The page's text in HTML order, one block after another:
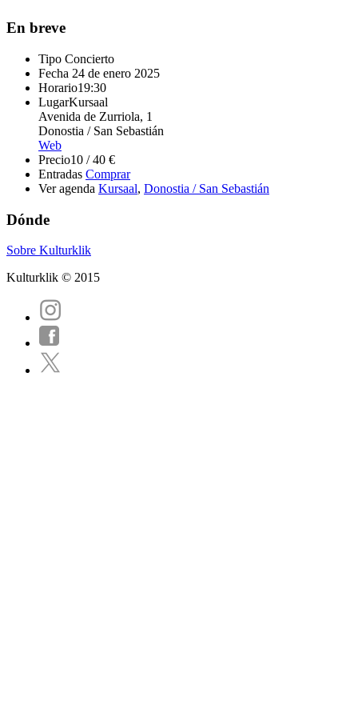
En breve
Tipo Concierto
Fecha 24 de enero 2025
Horario19:30
LugarKursaal
Avenida de Zurriola, 1
Donostia / San Sebastián
Web
Precio10 / 40 €
Entradas Comprar
Ver agenda Kursaal, Donostia / San Sebastián
Dónde
Sobre Kulturklik
Kulturklik © 2015